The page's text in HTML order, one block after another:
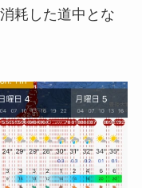
耗した道中とな